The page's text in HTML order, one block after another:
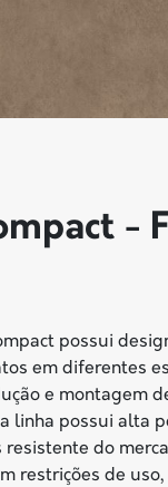
-
possui
em diferentes
e montagem
linha possui alta
resistente do
restrições de